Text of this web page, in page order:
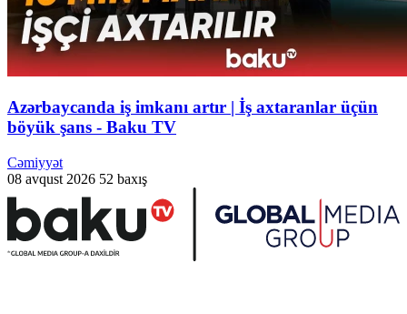
Azərbaycanda iş imkanı artır | İş axtaranlar üçün
böyük şans - Baku TV
Cəmiyyət
08 avqust 2026 52 baxış